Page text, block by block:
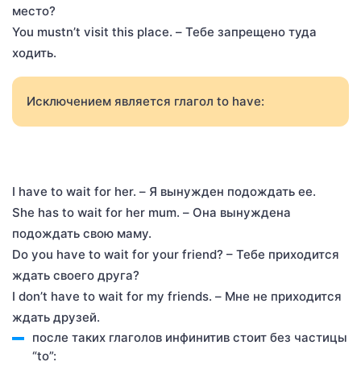
место?
You mustn’t visit this place. – Тебе запрещено туда
ходить.
Исключением является глагол to have:
I have to wait for her. – Я вынужден подождать ее.
She has to wait for her mum. – Она вынуждена
подождать свою маму.
Do you have to wait for your friend? – Тебе приходится
ждать своего друга?
I don’t have to wait for my friends. – Мне не приходится
ждать друзей.
после таких глаголов инфинитив стоит без частицы
“to”: